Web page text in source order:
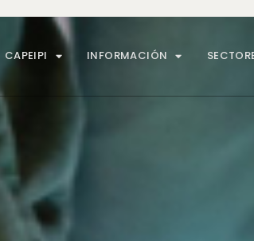
CAPEIPI INFORMACIÓN